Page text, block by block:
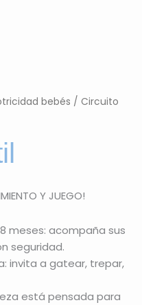
bebés / Circuito
Y JUEGO!
meses: acompaña sus
seguridad.
invita a gatear, trepar,
está pensada para